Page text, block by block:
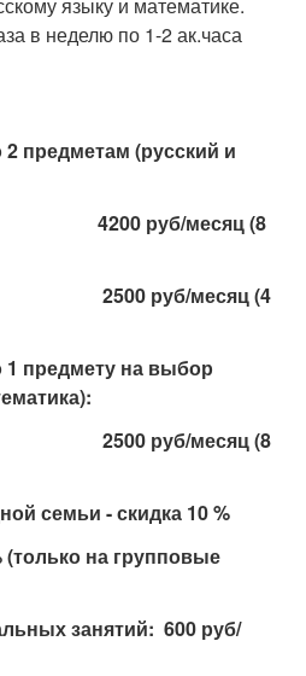
в неделю по 1-2 ак.часа
предметам (русский и
месяц (8
2500 руб/месяц (4
1 предмету на выбор
месяц (8
семьи - скидка 10 %
(только на групповые
занятий: 600 руб/